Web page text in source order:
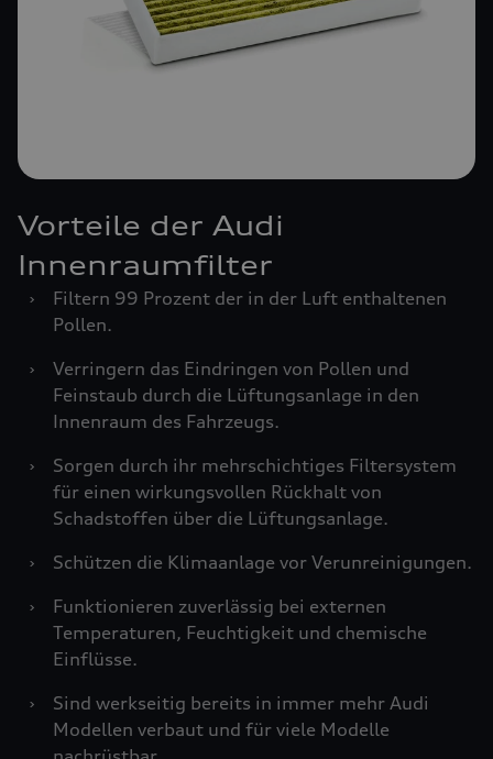
Vorteile der Audi
Innenraumfilter
›
Filtern 99 Prozent der in der Luft enthaltenen
Pollen.
›
Verringern das Eindringen von Pollen und
Feinstaub durch die Lüftungsanlage in den
Innenraum des Fahrzeugs.
›
Sorgen durch ihr mehrschichtiges Filtersystem
für einen wirkungsvollen Rückhalt von
Schadstoffen über die Lüftungsanlage.
›
Schützen die Klimaanlage vor Verunreinigungen.
›
Funktionieren zuverlässig bei externen
Temperaturen, Feuchtigkeit und chemische
Einflüsse.
›
Sind werkseitig bereits in immer mehr Audi
Modellen verbaut und für viele Modelle